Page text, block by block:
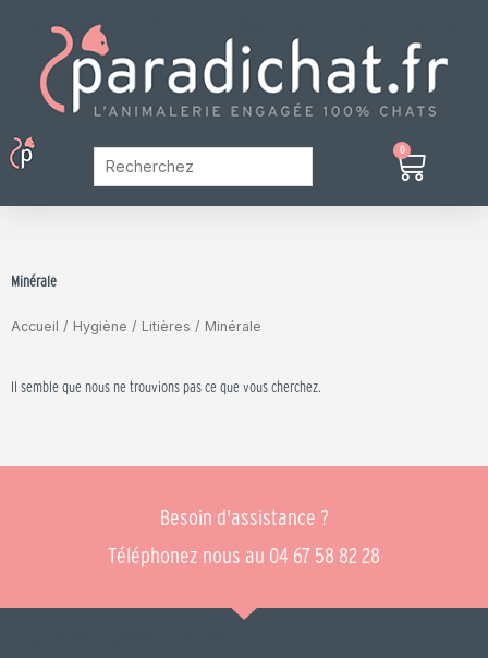
contenu
Menu 0
Panier
Minérale
Accueil / Hygiène / Litières / Minérale
Il semble que nous ne trouvions pas ce que vous cherchez.
Besoin d'assistance ?
Téléphonez nous au 04 67 58 82 28